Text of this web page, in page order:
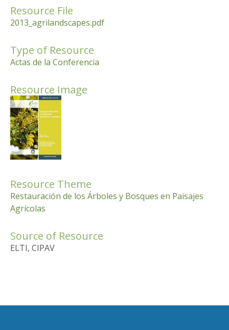
Resource File
2013_agrilandscapes.pdf
Type of Resource
Actas de la Conferencia
Resource Image
Resource Theme
Restauración de los Árboles y Bosques en Paisajes
Agrícolas
Source of Resource
ELTI, CIPAV